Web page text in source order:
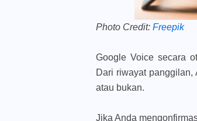
Photo Credit: Freepik
Google Voice secara
Dari riwayat panggilan,
atau bukan.
Jika Anda